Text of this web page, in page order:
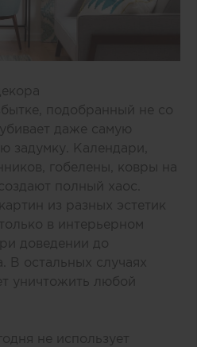
подобранный не со
даже самую
задумку. Календари,
гобелены, ковры на
полный хаос.
из разных эстетик
в интерьерном
доведении до
В остальных случаях
уничтожить любой
не использует